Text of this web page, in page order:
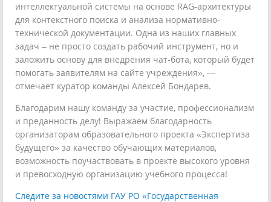
интеллектуальной системы на основе RAG-архитектуры
для контекстного поиска и анализа нормативно-
технической документации. Одна из наших главных
задач – не просто создать рабочий инструмент, но и
заложить основу для внедрения чат-бота, который будет
помогать заявителям на сайте учреждения», —
отмечает куратор команды Алексей Бондарев.
Благодарим нашу команду за участие, профессионализм
и преданность делу! Выражаем благодарность
организаторам образовательного проекта «Экспертиза
будущего» за качество обучающих материалов,
возможность поучаствовать в проекте высокого уровня
и превосходную организацию учебного процесса!
Следите за новостями ГАУ РО «Государственная